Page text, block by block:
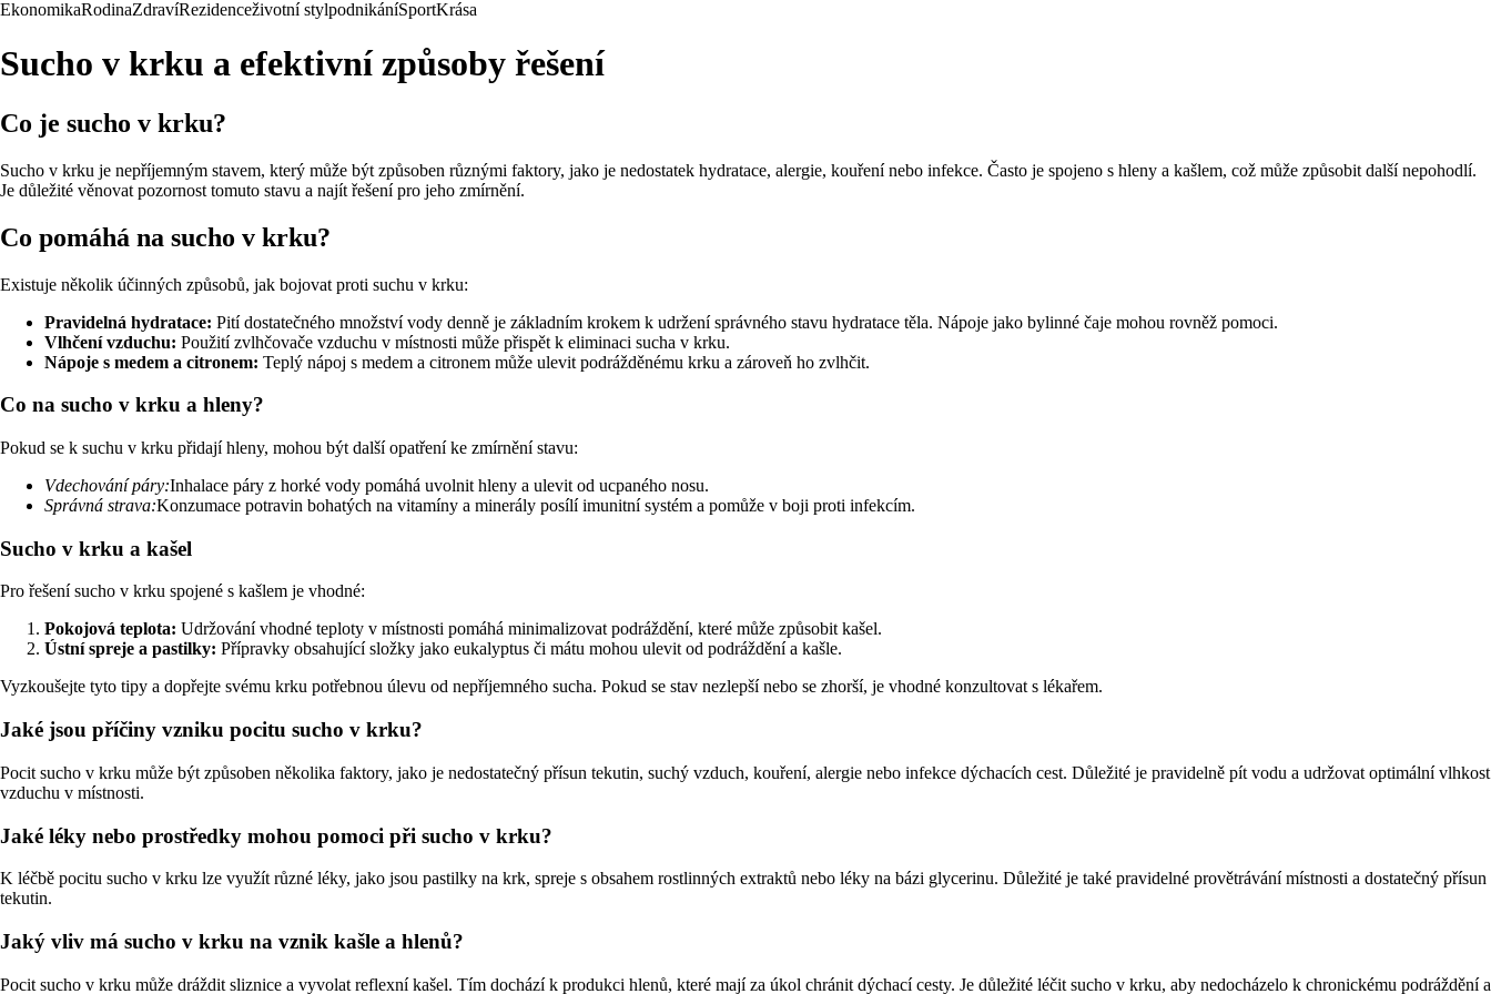
EkonomikaRodinaZdravíRezidenceživotní stylpodnikáníSportKrása
Sucho v krku a efektivní způsoby řešení
Co je sucho v krku?
Sucho v krku je nepříjemným stavem, který může být způsoben různými faktory, jako je nedostatek hydratace, alergie, kouření nebo infekce. Často je spojeno s hleny a kašlem, což může způsobit další nepohodlí.
Je důležité věnovat pozornost tomuto stavu a najít řešení pro jeho zmírnění.
Co pomáhá na sucho v krku?
Existuje několik účinných způsobů, jak bojovat proti suchu v krku:
Pravidelná hydratace: Pití dostatečného množství vody denně je základním krokem k udržení správného stavu hydratace těla. Nápoje jako bylinné čaje mohou rovněž pomoci.
Vlhčení vzduchu: Použití zvlhčovače vzduchu v místnosti může přispět k eliminaci sucha v krku.
Nápoje s medem a citronem: Teplý nápoj s medem a citronem může ulevit podrážděnému krku a zároveň ho zvlhčit.
Co na sucho v krku a hleny?
Pokud se k suchu v krku přidají hleny, mohou být další opatření ke zmírnění stavu:
Vdechování páry:Inhalace páry z horké vody pomáhá uvolnit hleny a ulevit od ucpaného nosu.
Správná strava:Konzumace potravin bohatých na vitamíny a minerály posílí imunitní systém a pomůže v boji proti infekcím.
Sucho v krku a kašel
Pro řešení sucho v krku spojené s kašlem je vhodné:
Pokojová teplota: Udržování vhodné teploty v místnosti pomáhá minimalizovat podráždění, které může způsobit kašel.
Ústní spreje a pastilky: Přípravky obsahující složky jako eukalyptus či mátu mohou ulevit od podráždění a kašle.
Vyzkoušejte tyto tipy a dopřejte svému krku potřebnou úlevu od nepříjemného sucha. Pokud se stav nezlepší nebo se zhorší, je vhodné konzultovat s lékařem.
Jaké jsou příčiny vzniku pocitu sucho v krku?
Pocit sucho v krku může být způsoben několika faktory, jako je nedostatečný přísun tekutin, suchý vzduch, kouření, alergie nebo infekce dýchacích cest. Důležité je pravidelně pít vodu a udržovat optimální vlhkost
vzduchu v místnosti.
Jaké léky nebo prostředky mohou pomoci při sucho v krku?
K léčbě pocitu sucho v krku lze využít různé léky, jako jsou pastilky na krk, spreje s obsahem rostlinných extraktů nebo léky na bázi glycerinu. Důležité je také pravidelné provětrávání místnosti a dostatečný přísun
tekutin.
Jaký vliv má sucho v krku na vznik kašle a hlenů?
Pocit sucho v krku může dráždit sliznice a vyvolat reflexní kašel. Tím dochází k produkci hlenů, které mají za úkol chránit dýchací cesty. Je důležité léčit sucho v krku, aby nedocházelo k chronickému podráždění a